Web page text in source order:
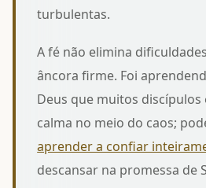
turbulentas.
A fé não elimina
âncora firme. Foi
Deus que muitos
calma no meio do caos;
aprender a confiar
descansar na promessa de